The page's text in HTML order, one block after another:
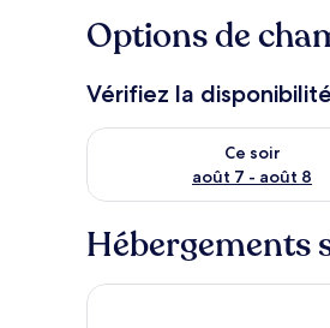
Options de
Vérifiez la
Ce soir
août 7 - août 8
Vérifier la disponibilité pour
Hébergements
Hotel Quellenhof Sophia